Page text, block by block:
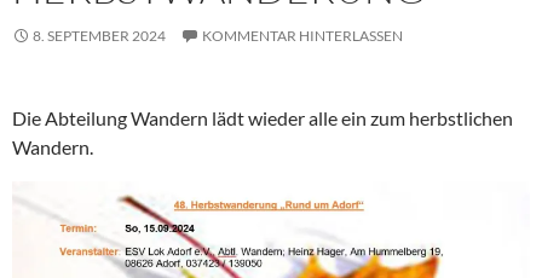
8. SEPTEMBER 2024 KOMMENTAR HINTERLASSEN
Die Abteilung Wandern lädt wieder alle ein zum herbstlichen
Wandern.